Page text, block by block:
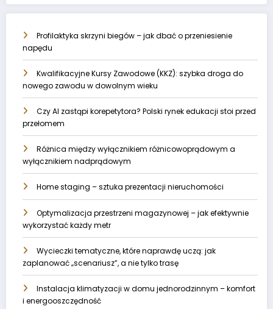
Profilaktyka skrzyni biegów – jak dbać o przeniesienie
napędu
Kwalifikacyjne Kursy Zawodowe (KKZ): szybka droga do
nowego zawodu w dowolnym wieku
Czy AI zastąpi korepetytora? Polski rynek edukacji stoi przed
przełomem
Różnica między wyłącznikiem różnicowoprądowym a
wyłącznikiem nadprądowym
Home staging – sztuka prezentacji nieruchomości
Optymalizacja przestrzeni magazynowej – jak efektywnie
wykorzystać każdy metr
Wycieczki tematyczne, które naprawdę uczą: jak
zaplanować „scenariusz”, a nie tylko trasę
Instalacja klimatyzacji w domu jednorodzinnym – komfort
i energooszczędność